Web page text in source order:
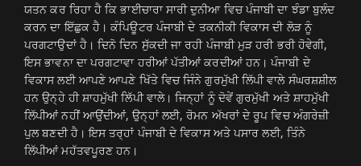
ਯਤਨ ਕਰ ਰਿਹਾ ਹੈ ਕਿ ਭਾਈਚਾਰਾ ਸਾਰੀ ਦੁਨੀਆ ਵਿਚ ਪੰਜਾਬੀ ਦਾ ਝੰਡਾ ਬੁਲੰਦ
ਕਰਨ ਦਾ ਇੱਛੁਕ ਹੈ। ਕੰਪਿਊਟਰ ਪੰਜਾਬੀ ਦੇ ਤਕਨੀਕੀ ਵਿਕਾਸ ਦੀ ਲੋੜ ਨੂੰ
ਪਰਗਟਾਉਦਾਂ ਹੈ। ਦਿਨੋ ਦਿਨ ਸੁੱਕਦੀ ਜਾ ਰਹੀ ਪੰਜਾਬੀ ਮੁੜ ਹਰੀ ਭਰੀ ਹੋਵੇਗੀ,
ਇਸ ਭਾਵਨਾ ਦਾ ਪਰਗਟਾਵਾ ਹਰੀਆਂ ਪੱਤੀਆਂ ਕਰਦੀਆਂ ਹਨ। ਪੰਜਾਬੀ ਦੇ
ਵਿਕਾਸ ਲਈ ਆਪਣੇ ਆਪਣੇ ਖਿੱਤੇ ਵਿਚ ਜਿੰਨੇ ਗੁਰਮੁੱਖੀ ਲਿੱਪੀ ਵਾਲੇ ਸੰਘਰਸ਼ਸ਼ੀਲ
ਹਨ ਉਨ੍ਹੇ ਹੀ ਸ਼ਾਹਮੁੱਖੀ ਲਿੱਪੀ ਵਾਲੇ। ਜਿਨ੍ਹਾਂ ਨੂੰ ਦੋਵੇਂ ਗੁਰਮੁੱਖੀ ਅਤੇ ਸ਼ਾਹਮੁੱਖੀ
ਲਿੱਪੀਆਂ ਨਹੀਂ ਆਉਂਦੀਆਂ, ਉਨ੍ਹਾਂ ਲਈ, ਰੋਮਨ ਅੱਖਰਾਂ ਦੇ ਰੂਪ ਵਿਚ ਅੰਗਰੇਜ਼ੀ
ਪੁਲ ਬਣਦੀ ਹੈ। ਇਸ ਤਰ੍ਹਾਂ ਪੰਜਾਬੀ ਦੇ ਵਿਕਾਸ ਅਤੇ ਪਸਾਰ ਲਈ, ਤਿੰਨੇ
ਲਿੱਪੀਆਂ ਮਹੱਤਵਪੂਰਣ ਹਨ।